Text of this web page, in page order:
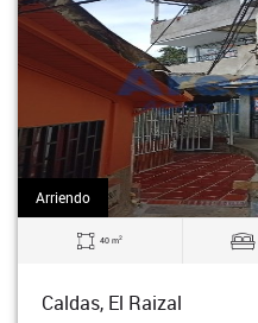
Arriendo
40 m2
Caldas, El Raizal